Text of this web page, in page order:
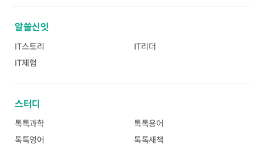
알쓸신잇
IT스토리
IT리더
IT체험
스터디
톡톡과학
톡톡용어
톡톡영어
톡톡새책